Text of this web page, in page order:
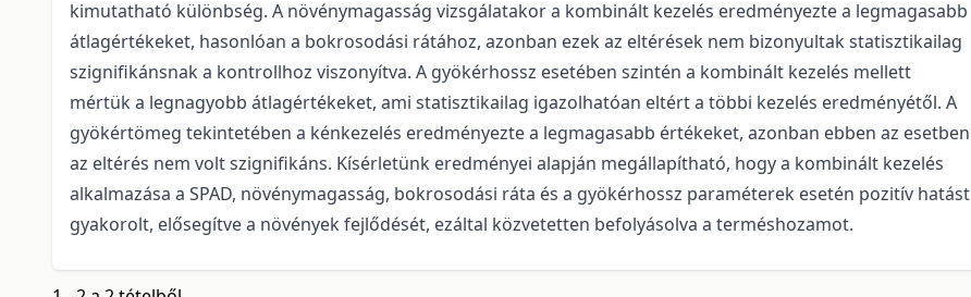
kimutatható különbség. A növénymagasság vizsgálatakor a kombinált kezelés eredményezte a legmagasabb
átlagértékeket, hasonlóan a bokrosodási rátához, azonban ezek az eltérések nem bizonyultak statisztikailag
szignifikánsnak a kontrollhoz viszonyítva. A gyökérhossz esetében szintén a kombinált kezelés mellett
mértük a legnagyobb átlagértékeket, ami statisztikailag igazolhatóan eltért a többi kezelés eredményétől. A
gyökértömeg tekintetében a kénkezelés eredményezte a legmagasabb értékeket, azonban ebben az esetben
az eltérés nem volt szignifikáns. Kísérletünk eredményei alapján megállapítható, hogy a kombinált kezelés
alkalmazása a SPAD, növénymagasság, bokrosodási ráta és a gyökérhossz paraméterek esetén pozitív hatást
gyakorolt, elősegítve a növények fejlődését, ezáltal közvetetten befolyásolva a terméshozamot.